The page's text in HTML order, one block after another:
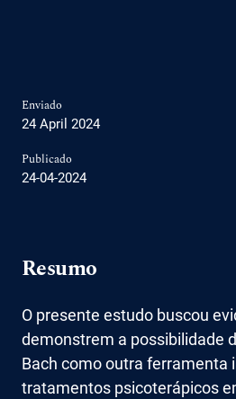
Enviado
24 April 2024
Publicado
24-04-2024
Resumo
O presente estudo buscou
demonstrem a possibilidade
Bach como outra ferramenta
tratamentos psicoterápicos